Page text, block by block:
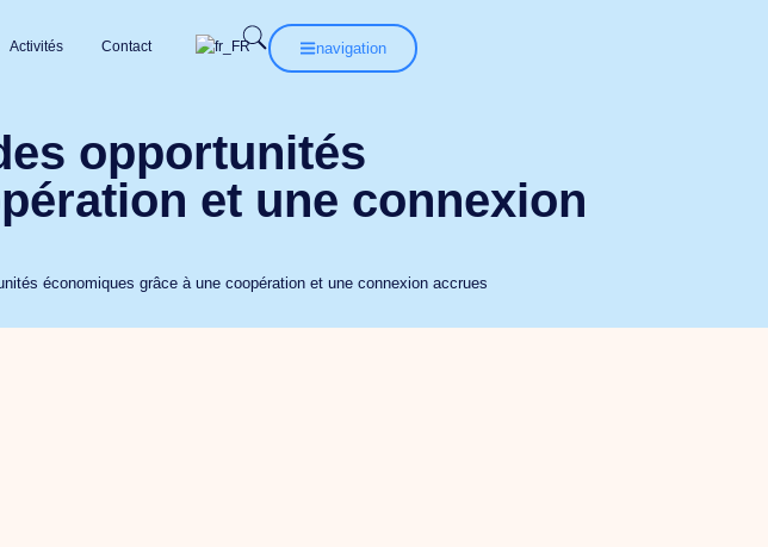
Activités Contact navigation
opportunités
et une connexion
économiques grâce à une coopération et une connexion accrues